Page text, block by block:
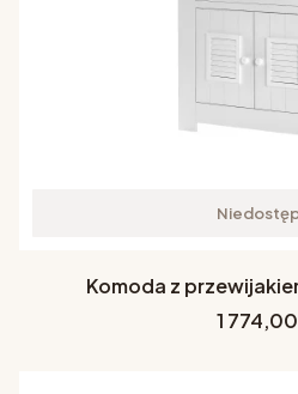
Komoda z
Cena
1 774,00